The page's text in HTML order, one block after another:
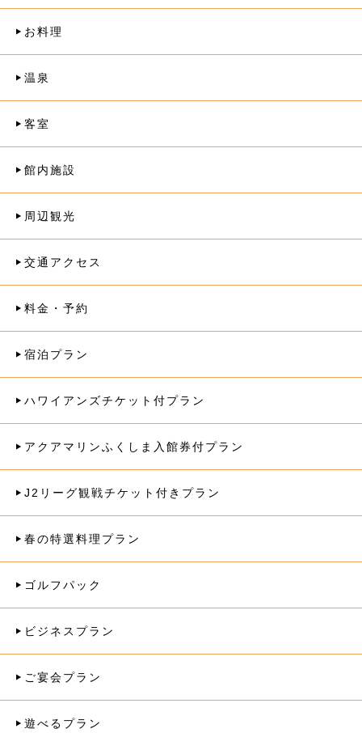
お料理
温泉
客室
館内施設
周辺観光
交通アクセス
料金・予約
宿泊プラン
ハワイアンズチケット付プラン
アクアマリンふくしま入館券付プラン
J2リーグ観戦チケット付きプラン
春の特選料理プラン
ゴルフパック
ビジネスプラン
ご宴会プラン
遊べるプラン